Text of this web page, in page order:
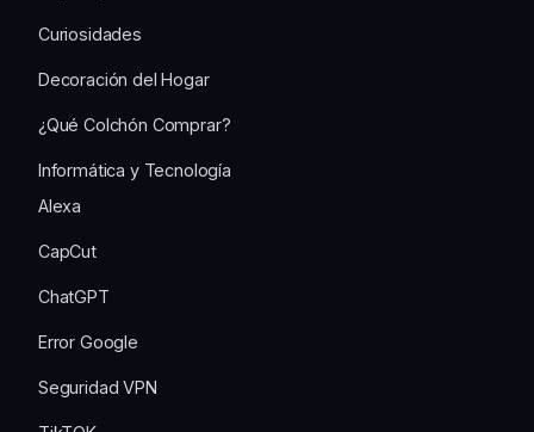
Curiosidades
Decoración del Hogar
¿Qué Colchón Comprar?
Informática y Tecnología
Alexa
CapCut
ChatGPT
Error Google
Seguridad VPN